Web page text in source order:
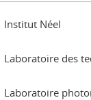
Institut Néel
Laboratoire des
Laboratoire